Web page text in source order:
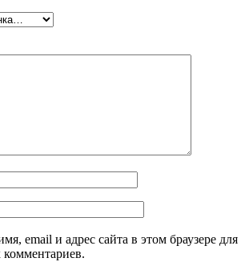
email и адрес сайта в этом браузере для